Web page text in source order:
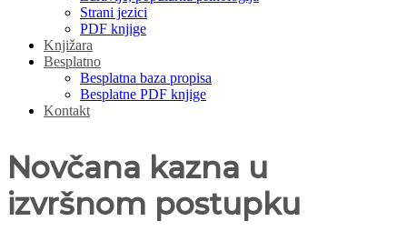
Strani jezici
PDF knjige
Knjižara
Besplatno
Besplatna baza propisa
Besplatne PDF knjige
Kontakt
Novčana kazna u
izvršnom postupku